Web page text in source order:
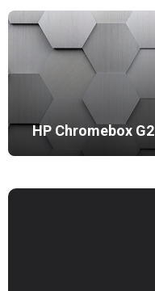
HP Chromebox G2